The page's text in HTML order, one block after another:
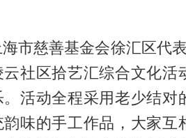
市慈善基金会徐汇区代
社区拾艺汇综合文化
活动全程采用老少结
味的手工作品，大家